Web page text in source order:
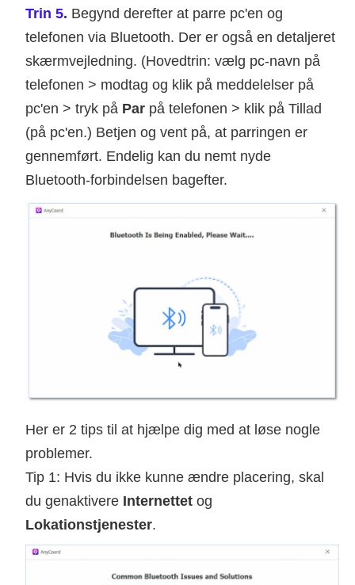
Trin 5. Begynd derefter at parre pc'en og
telefonen via Bluetooth. Der er også en detaljeret
skærmvejledning. (Hovedtrin: vælg pc-navn på
telefonen > modtag og klik på meddelelser på
pc'en > tryk på Par på telefonen > klik på Tillad
(på pc'en.) Betjen og vent på, at parringen er
gennemført. Endelig kan du nemt nyde
Bluetooth-forbindelsen bagefter.
Her er 2 tips til at hjælpe dig med at løse nogle
problemer.
Tip 1: Hvis du ikke kunne ændre placering, skal
du genaktivere Internettet og
Lokationstjenester.